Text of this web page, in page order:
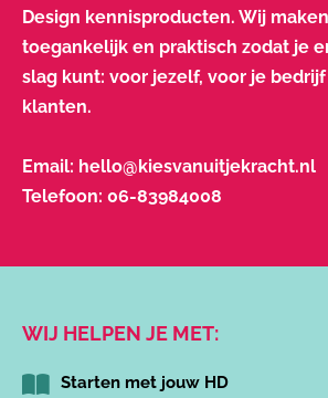
Design kennisproducten. Wij
toegankelijk en praktisch zodat je
slag kunt: voor jezelf, voor je
klanten.
Email: hello@kiesvanuitjekracht.nl
Telefoon: 06-83984008
WIJ HELPEN JE MET:
Starten met jouw HD